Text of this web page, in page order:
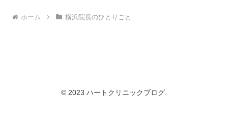
ホーム 横浜院長のひとりごと
© 2023 ハートクリニックブログ.